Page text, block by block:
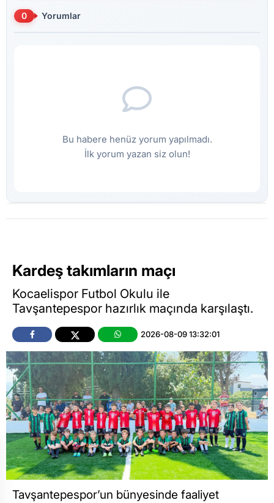
0 Yorumlar
Bu habere henüz yorum yapılmadı.
İlk yorum yazan siz olun!
Kardeş takımların maçı
Kocaelispor Futbol Okulu ile
Tavşantepespor hazırlık maçında karşılaştı.
2026-08-09 13:32:01
Tavşantepespor’un bünyesinde faaliyet